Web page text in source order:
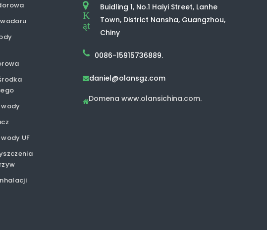
wody
UF
K
ąt
Buidling 1, No.1 Haiyi Street, Lanhe
Town, District Nansha, Guangzhou,
Chiny
0086-15915736889.
daniel@olansgz.com
Domena www.olansichina.com.